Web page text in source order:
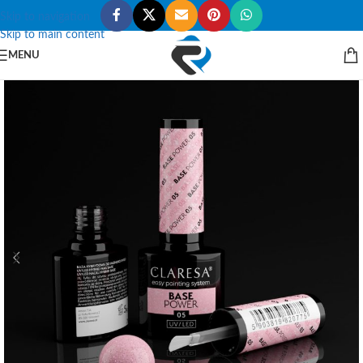
Skip to navigation
Skip to main content
MENU